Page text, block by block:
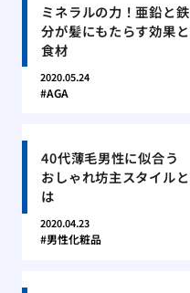
ミネラルの力！亜鉛と鉄
分が髪にもたらす効果と
食材
2020.05.24
AGA
40代薄毛男性に似合う
おしゃれ坊主スタイルと
は
2020.04.23
男性化粧品